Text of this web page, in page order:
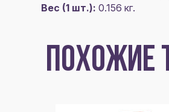
Вес (1 шт.): 0.156 кг.
ПОХОЖИЕ